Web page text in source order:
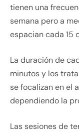
tienen una
semana pero a
espacian cada 15
La duración de
minutos y los
se focalizan en el
dependiendo la
Las sesiones de